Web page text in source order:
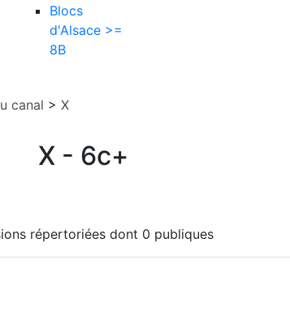
Blocs
d'Alsace >=
8B
canal > X
X - 6c+
répertoriées dont 0 publiques